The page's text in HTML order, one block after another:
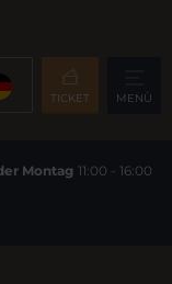
TICKET MENÜ
Montag 11:00 - 16:00